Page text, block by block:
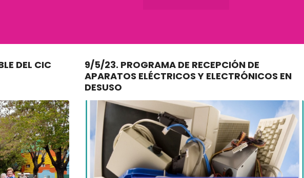
9/5/23. PROGRAMA DE RECEPCIÓN DE
APARATOS ELÉCTRICOS Y ELECTRÓNICOS EN
DESUSO